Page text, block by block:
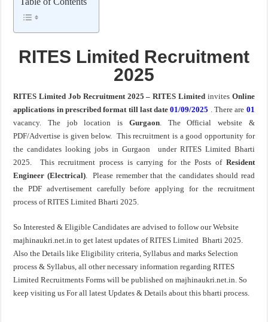
खुशखबर ! नागपूर विद्यापीठ मध्ये १३९ सहायक प्राध्यापक पदांची भरती सुरु ! Nagpur
RITES Limited Recruitment
2025
RITES Limited Job Recruitment 2025 – RITES Limited invites Online
applications in prescribed format till last date01/09/2025 . There are 01
vacancy. The job location is Gurgaon. The Official website &
PDF/Advertise is given below. This recruitment is a good opportunity for
the candidates looking jobs in Gurgaon under RITES Limited Bharti
2025. This recruitment process is carrying for the Posts of Resident
Engineer (Electrical). Please remember that the candidates should read
the PDF advertisement carefully before applying for the recruitment
process of RITES Limited Bharti 2025.
So Interested & Eligible Candidates are advised to follow our Website
majhinaukri.net.in to get latest updates of RITES Limited Bharti 2025.
Also the Details like Eligibility criteria, Syllabus and marks Selection
process & Syllabus, all other necessary information regarding RITES
Limited Recruitments Forms will be published on majhinaukri.net.in. So
keep visiting us For all latest Updates & Details about this bharti process.